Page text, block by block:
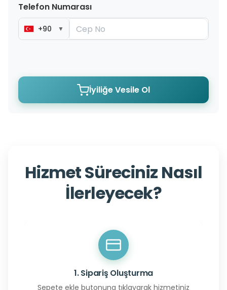
Telefon Numarası
+90 ▼
İyiliğe Vesile Ol
Hizmet Süreciniz Nasıl
İlerleyecek?
1. Sipariş Oluşturma
Sepete ekle butonuna tıklayarak hizmetiniz